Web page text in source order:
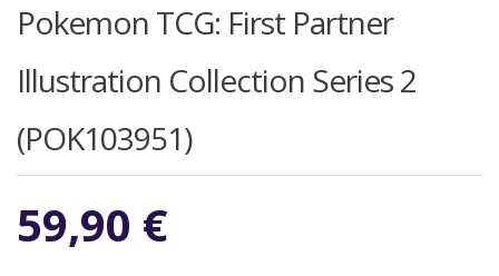
Pokemon TCG: First Partner
Illustration Collection Series 2
(POK103951)
59,90 €